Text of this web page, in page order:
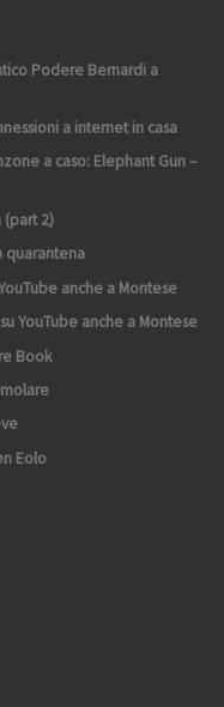
Podere Bernardi a
a internet in casa
a caso: Elephant Gun –
(part 2)
quarantena
anche a Montese
YouTube anche a Montese
Book
Eolo